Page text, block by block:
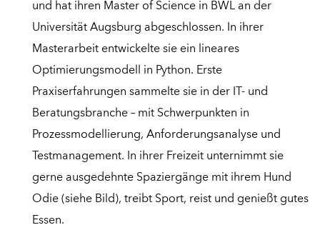
und hat ihren Master of Science in BWL an der
Universität Augsburg abgeschlossen. In ihrer
Masterarbeit entwickelte sie ein lineares
Optimierungsmodell in Python. Erste
Praxiserfahrungen sammelte sie in der IT- und
Beratungsbranche – mit Schwerpunkten in
Prozessmodellierung, Anforderungsanalyse und
Testmanagement. In ihrer Freizeit unternimmt sie
gerne ausgedehnte Spaziergänge mit ihrem Hund
Odie (siehe Bild), treibt Sport, reist und genießt gutes
Essen.